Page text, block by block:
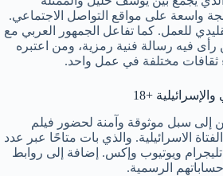
ضجة واسعة على مواقع التواصل الاجتماعي.
للعمل. كما تفاعل الجمهور العربي مع
من رأى فيه رسالة فنية رمزية، ومن اعتبره
ثقافات مختلفة في عمل واحد.
+18
إلى سبل موثوقة وآمنة لحضور فيلم
الاسرائيلية. والذي بات متاحًا عبر عدد
ويوتيوب وإكس. إضافة إلى روابط
الرسمية.